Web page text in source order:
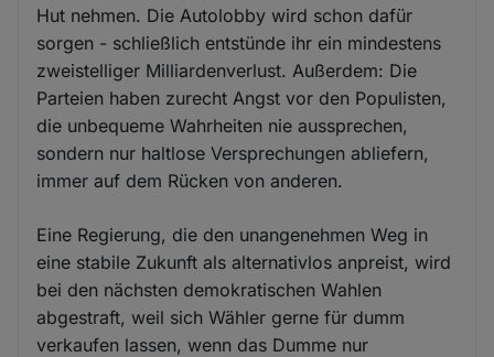
Hut nehmen. Die Autolobby wird schon dafür
sorgen - schließlich entstünde ihr ein mindestens
zweistelliger Milliardenverlust. Außerdem: Die
Parteien haben zurecht Angst vor den Populisten,
die unbequeme Wahrheiten nie aussprechen,
sondern nur haltlose Versprechungen abliefern,
immer auf dem Rücken von anderen.
Eine Regierung, die den unangenehmen Weg in
eine stabile Zukunft als alternativlos anpreist, wird
bei den nächsten demokratischen Wahlen
abgestraft, weil sich Wähler gerne für dumm
verkaufen lassen, wenn das Dumme nur